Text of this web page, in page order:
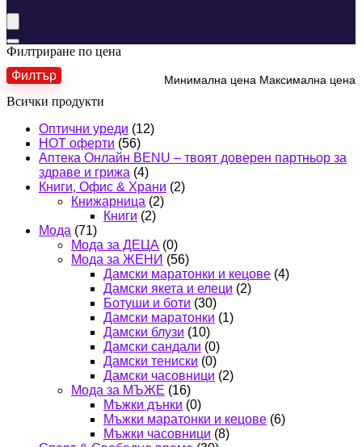
Филтриране по цена
Минимална цена Максимална цена
Филтър
Всички продукти
Оптични уреди (12)
HOT оферти (56)
Аптека Онлайн BENU – твоят доверен партньор за
здраве и грижа (4)
Книги, Офис & Храни (2)
Книжарница (2)
Книги (2)
Мода (71)
Мода за ДЕЦА (0)
Мода за ЖЕНИ (56)
Дамски маратонки и кецове (4)
Дамски якета и елеци (2)
Ботуши и боти (30)
Дамски маратонки (1)
Дамски блузи (10)
Дамски сандали (0)
Дамски тениски (0)
Дамски часовници (2)
Мода за МЪЖЕ (16)
Мъжки дънки (0)
Мъжки маратонки и кецове (6)
Мъжки часовници (8)